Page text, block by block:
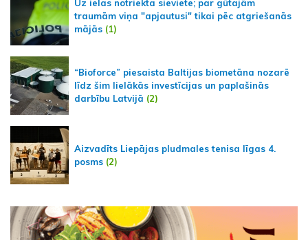
Uz ielas notriekta sieviete; par gūtajām
traumām viņa "apjautusi" tikai pēc atgriešanās
mājās (1)
“Bioforce” piesaista Baltijas biometāna nozarē
līdz šim lielākās investīcijas un paplašinās
darbību Latvijā (2)
Aizvadīts Liepājas pludmales tenisa līgas 4.
posms (2)